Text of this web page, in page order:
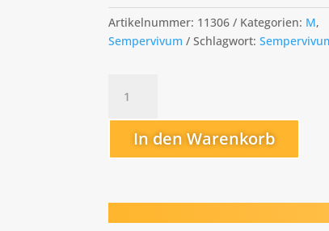
Artikelnummer: 11306 Kategorien: M,
Sempervivum
Schlagwort:
Menge
In den Warenkorb